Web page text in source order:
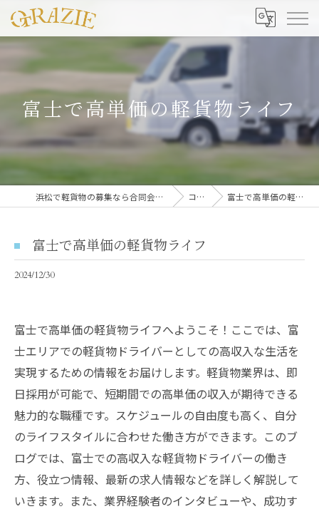
富士で高単価の軽貨物ライフ
浜松で軽貨物の募集なら合同会社グラッツェ運送 コラム 富士で高単価の軽貨物ライフ
富士で高単価の軽貨物ライフ
2024/12/30
富士で高単価の軽貨物ライフへようこそ！ここでは、富
士エリアでの軽貨物ドライバーとしての高収入な生活を
実現するための情報をお届けします。軽貨物業界は、即
日採用が可能で、短期間での高単価の収入が期待できる
魅力的な職種です。スケジュールの自由度も高く、自分
のライフスタイルに合わせた働き方ができます。このブ
ログでは、富士での高収入な軽貨物ドライバーの働き
方、役立つ情報、最新の求人情報などを詳しく解説して
いきます。また、業界経験者のインタビューや、成功す